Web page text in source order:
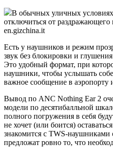
В обычных уличных
отключиться от
en.gizchina.it
Есть у наушников и режим
звук без блокировки и
Это удобный формат, при
наушники, чтобы услышать
важное сообщение в аэропорту
Вывод по ANC Nothing Ear 2
модели по десятибалльной
полного погружения в себя
не хочет (или боится)
знакомится с TWS-
предложат ровно то, что